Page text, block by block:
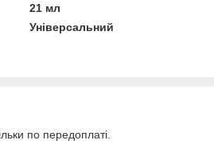
21 мл
Універсальний
по передоплаті.